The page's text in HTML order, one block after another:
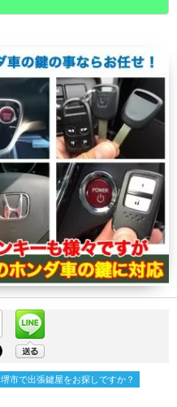
堺市で出張鍵屋をお探しですか？